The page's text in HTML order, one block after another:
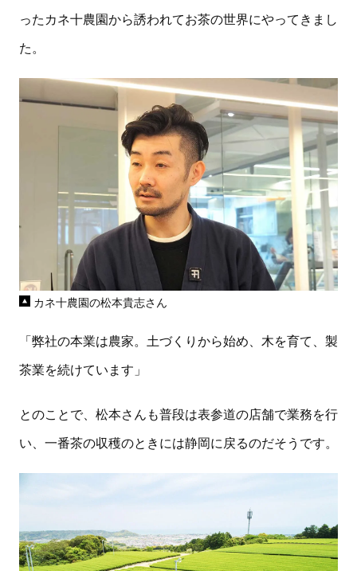
ったカネ十農園から誘われてお茶の世界にやってきまし
た。
カネ十農園の松本貴志さん
「弊社の本業は農家。土づくりから始め、木を育て、製
茶業を続けています」
とのことで、松本さんも普段は表参道の店舗で業務を行
い、一番茶の収穫のときには静岡に戻るのだそうです。